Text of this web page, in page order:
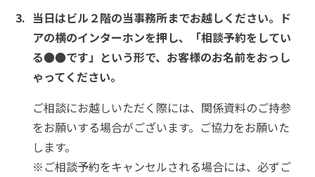
当日はビル２階の当事務所までお越しください。ド
アの横のインターホンを押し、「相談予約をしてい
る●●です」という形で、お客様のお名前をおっし
ゃってください。
ご相談にお越しいただく際には、関係資料のご持参
をお願いする場合がございます。ご協力をお願いた
します。
※ご相談予約をキャンセルされる場合には、必ずご